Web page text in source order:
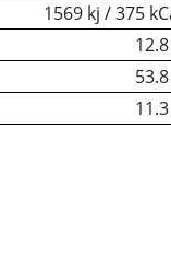
1569 kj / 375